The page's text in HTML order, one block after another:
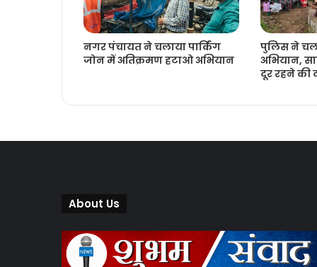
नगर पंचायत ने चलाया पार्किंग
जोन में अतिक्रमण हटाओ अभियान
पुलिस ने
अभियान,
दूर रहने की
About Us